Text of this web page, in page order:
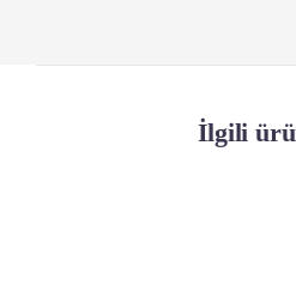
İlgili